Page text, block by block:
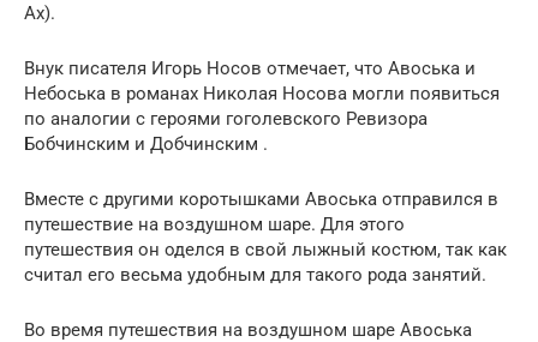
Ах).
Внук писателя Игорь Носов отмечает, что Авоська и
Небоська в романах Николая Носова могли появиться
по аналогии с героями гоголевского Ревизора
Бобчинским и Добчинским .
Вместе с другими коротышками Авоська отправился в
путешествие на воздушном шаре. Для этого
путешествия он оделся в свой лыжный костюм, так как
считал его весьма удобным для такого рода занятий.
Во время путешествия на воздушном шаре Авоська